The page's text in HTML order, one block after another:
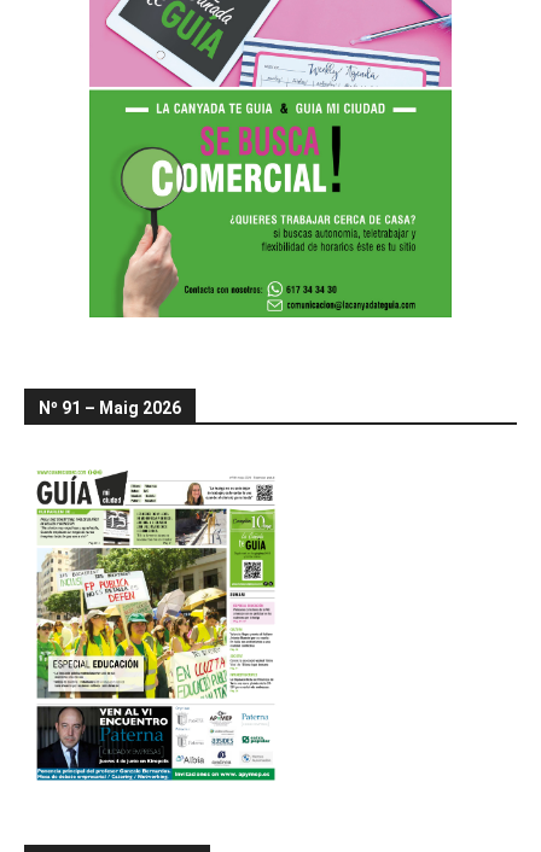
Nº 91 – Maig 2026